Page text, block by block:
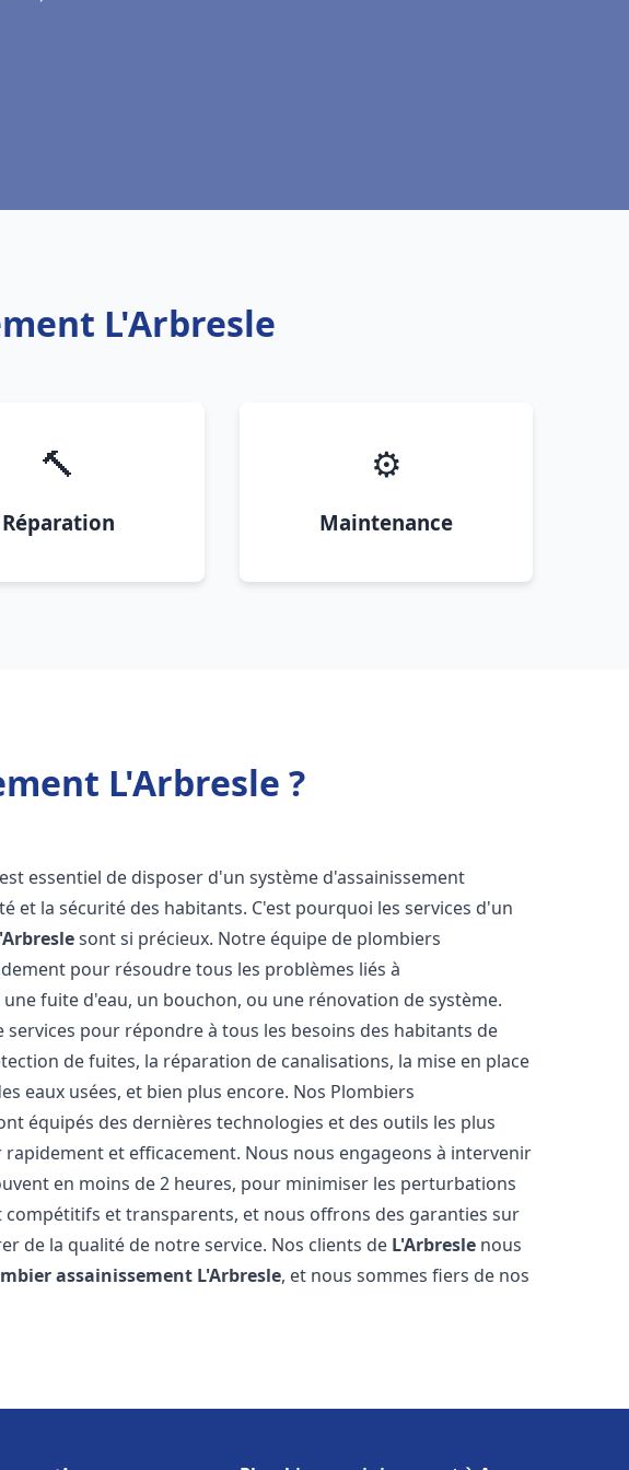
L'Arbresle
🔨
Réparation
⚙️
Maintenance
L'Arbresle ?
essentiel de disposer d'un système d'assainissement
et la sécurité des habitants. C'est pourquoi les services d'un
sont si précieux. Notre équipe de plombiers
pour résoudre tous les problèmes liés à
fuite d'eau, un bouchon, ou une rénovation de système.
pour répondre à tous les besoins des habitants de
de fuites, la réparation de canalisations, la mise en place
eaux usées, et bien plus encore. Nos Plombiers
équipés des dernières technologies et des outils les plus
et efficacement. Nous nous engageons à intervenir
en moins de 2 heures, pour minimiser les perturbations
compétitifs et transparents, et nous offrons des garanties sur
de la qualité de notre service. Nos clients de L'Arbresle nous
assainissement L'Arbresle, et nous sommes fiers de nos